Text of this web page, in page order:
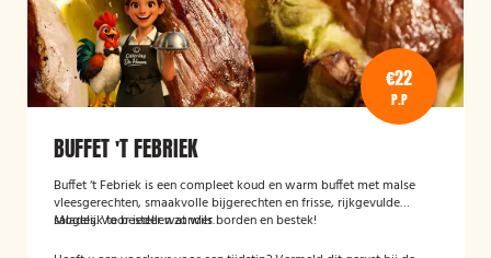
€22
P.P
BUFFET 'T FEBRIEK
Buffet ‘t Febriek is een compleet koud en warm buffet met malse
vleesgerechten, smaakvolle bijgerechten en frisse, rijkgevulde
salades. Voor ieder wat wils.
Mogelijk te bestellen zonder borden en bestek!